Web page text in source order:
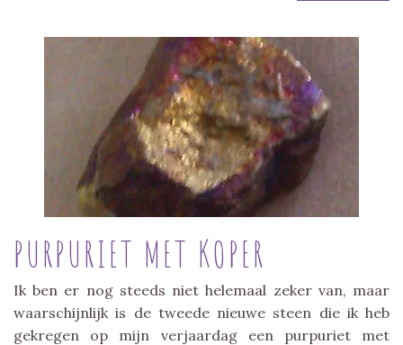
PURPURIET MET KOPER
Ik ben er nog steeds niet helemaal zeker van, maar
waarschijnlijk is de tweede nieuwe steen die ik heb
gekregen op mijn verjaardag een purpuriet met